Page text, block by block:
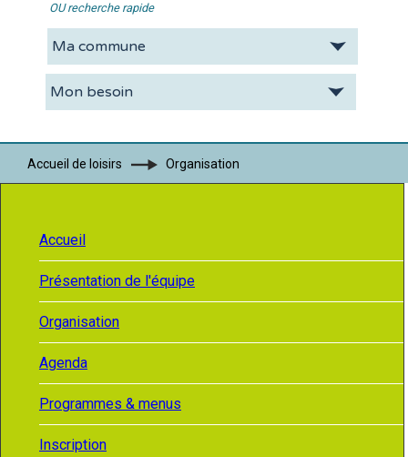
OU recherche rapide
La CDC Vie pratique Economie
Accueil de loisirs Organisation
Accueil
Présentation de l'équipe
Organisation
Agenda
Programmes & menus
Inscription